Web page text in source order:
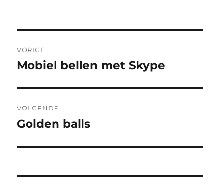
navigatie
VORIGE
Vorig
Mobiel bellen met Skype
VOLGENDE
Volgend
Golden balls